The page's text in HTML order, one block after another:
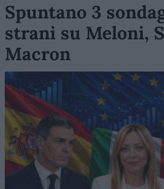
Spuntano 3
strani su Meloni,
Macron